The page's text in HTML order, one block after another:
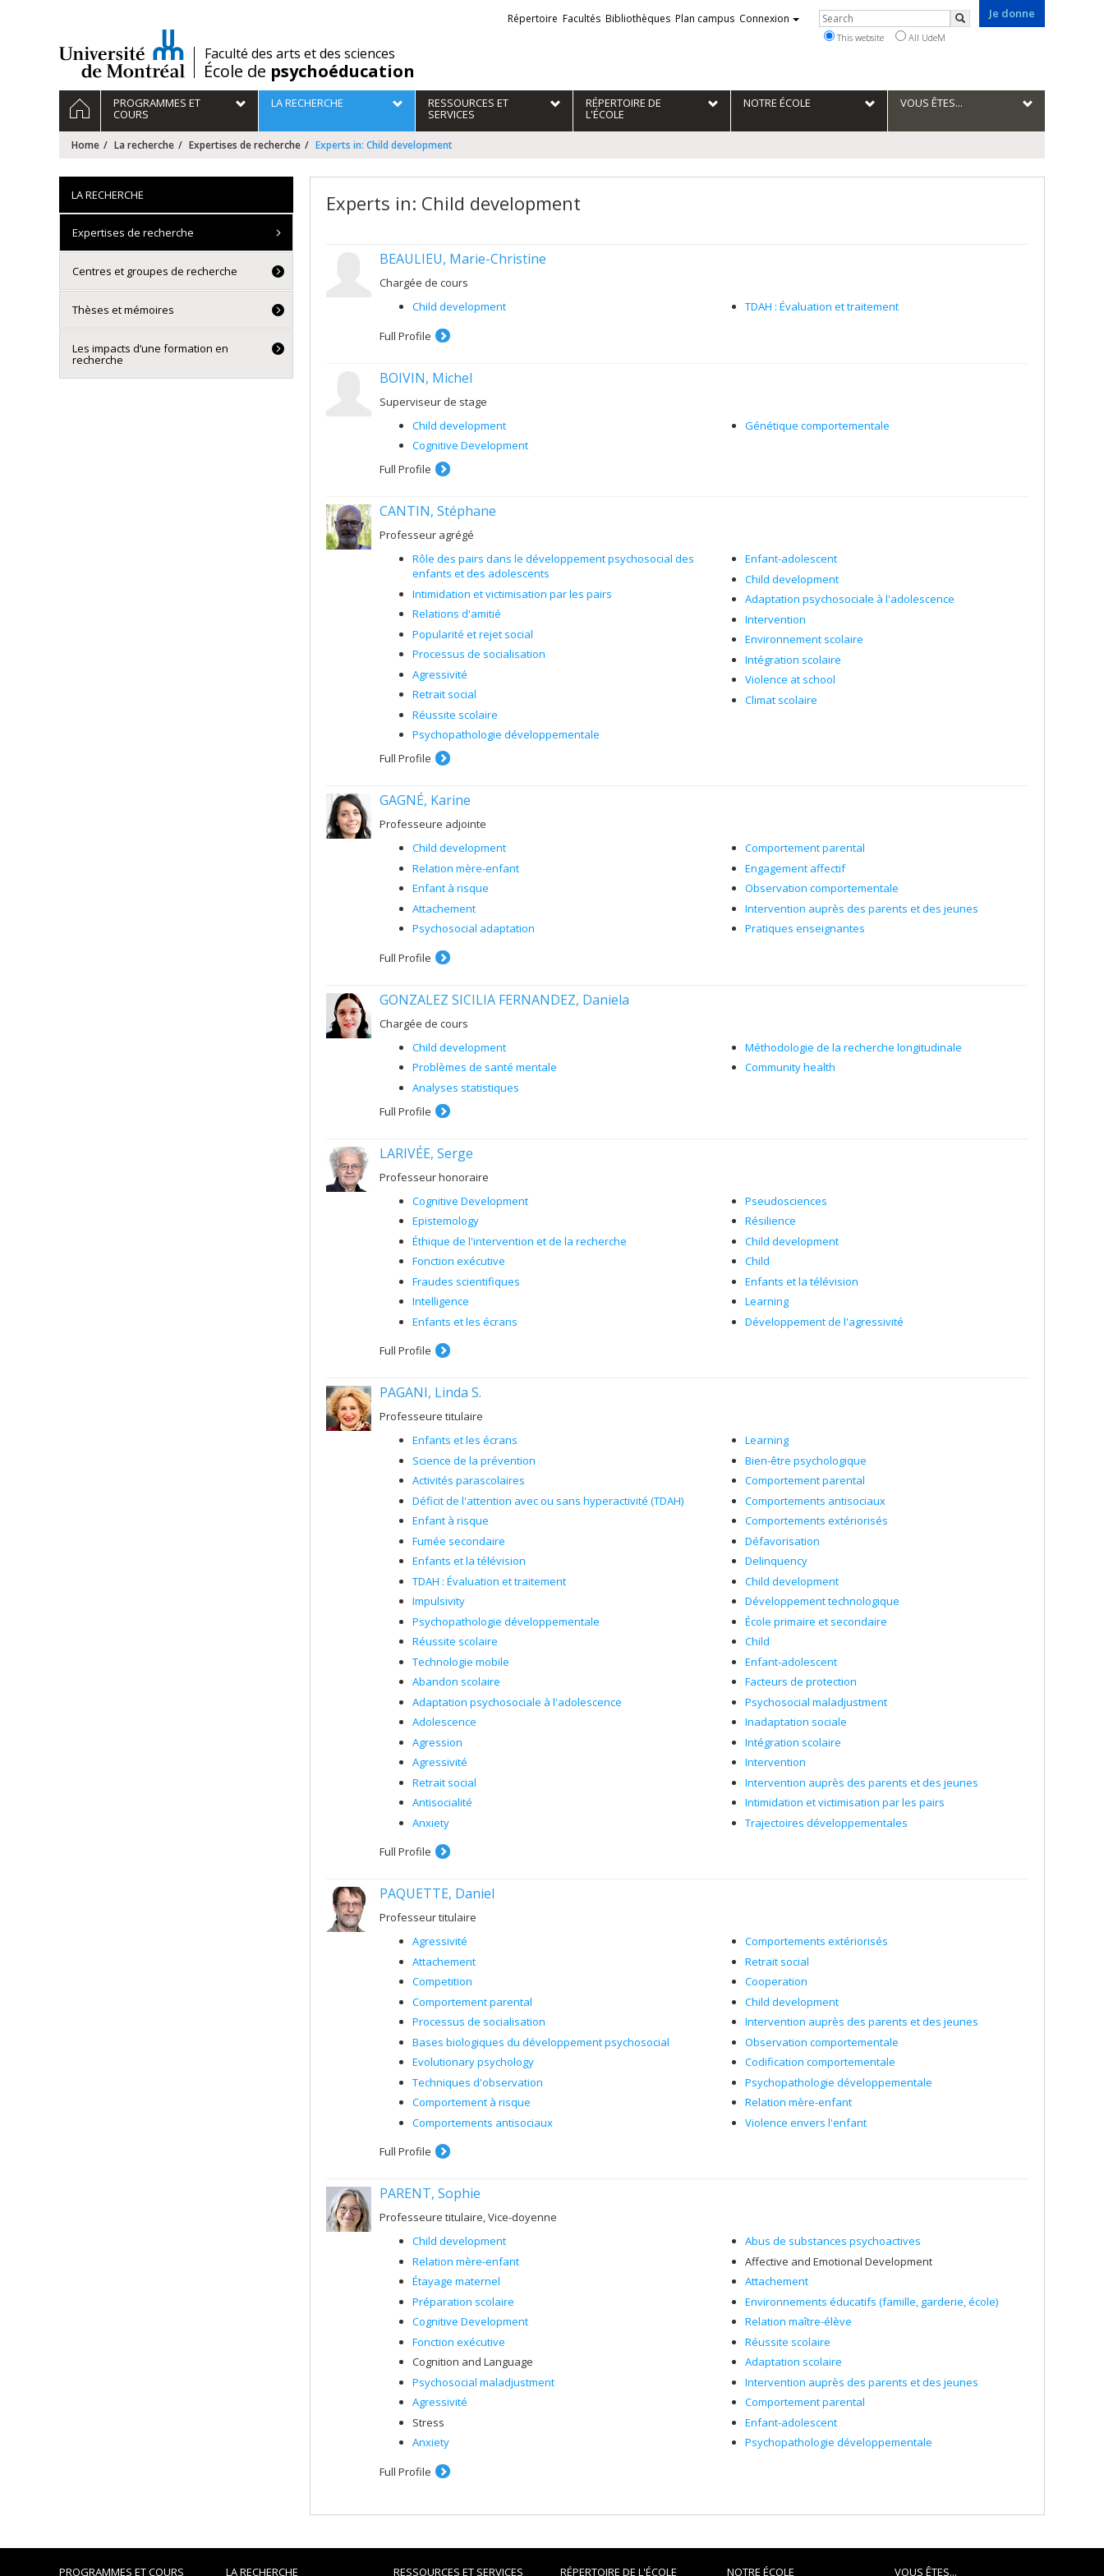
/Faculté des arts et des sciences
École de psychoéducation
Je donne
Liens
externes
Répertoire Facultés Bibliothèques Plan campus Connexion Rechercher
Search
This website All UdeM
Navigation
principale
HOMEPROGRAMMES ET
COURS
LA RECHERCHE RESSOURCES ET
SERVICES
RÉPERTOIRE DE
L'ÉCOLE
NOTRE ÉCOLE VOUS ÊTES...
Home La recherche Expertises de recherche Experts in: Child development
Experts in: Child development
BEAULIEU, Marie-Christine
Chargée de cours
Child development
TDAH : Évaluation et traitement
Full Profile
BOIVIN, Michel
Superviseur de stage
Child development
Cognitive Development
Génétique comportementale
Full Profile
CANTIN, Stéphane
Professeur agrégé
Rôle des pairs dans le développement psychosocial des
enfants et des adolescents
Intimidation et victimisation par les pairs
Relations d'amitié
Popularité et rejet social
Processus de socialisation
Agressivité
Retrait social
Réussite scolaire
Psychopathologie développementale
Enfant-adolescent
Child development
Adaptation psychosociale à l'adolescence
Intervention
Environnement scolaire
Intégration scolaire
Violence at school
Climat scolaire
Full Profile
GAGNÉ, Karine
Professeure adjointe
Child development
Relation mère-enfant
Enfant à risque
Attachement
Psychosocial adaptation
Comportement parental
Engagement affectif
Observation comportementale
Intervention auprès des parents et des jeunes
Pratiques enseignantes
Full Profile
GONZALEZ SICILIA FERNANDEZ, Daniela
Chargée de cours
Child development
Problèmes de santé mentale
Analyses statistiques
Méthodologie de la recherche longitudinale
Community health
Full Profile
LARIVÉE, Serge
Professeur honoraire
Cognitive Development
Epistemology
Éthique de l'intervention et de la recherche
Fonction exécutive
Fraudes scientifiques
Intelligence
Enfants et les écrans
Pseudosciences
Résilience
Child development
Child
Enfants et la télévision
Learning
Développement de l'agressivité
Full Profile
PAGANI, Linda S.
Professeure titulaire
Enfants et les écrans
Science de la prévention
Activités parascolaires
Déficit de l'attention avec ou sans hyperactivité (TDAH)
Enfant à risque
Fumée secondaire
Enfants et la télévision
TDAH : Évaluation et traitement
Impulsivity
Psychopathologie développementale
Réussite scolaire
Technologie mobile
Abandon scolaire
Adaptation psychosociale à l'adolescence
Adolescence
Agression
Agressivité
Retrait social
Antisocialité
Anxiety
Learning
Bien-être psychologique
Comportement parental
Comportements antisociaux
Comportements extériorisés
Défavorisation
Delinquency
Child development
Développement technologique
École primaire et secondaire
Child
Enfant-adolescent
Facteurs de protection
Psychosocial maladjustment
Inadaptation sociale
Intégration scolaire
Intervention
Intervention auprès des parents et des jeunes
Intimidation et victimisation par les pairs
Trajectoires développementales
Full Profile
PAQUETTE, Daniel
Professeur titulaire
Agressivité
Attachement
Competition
Comportement parental
Processus de socialisation
Bases biologiques du développement psychosocial
Evolutionary psychology
Techniques d'observation
Comportement à risque
Comportements antisociaux
Comportements extériorisés
Retrait social
Cooperation
Child development
Intervention auprès des parents et des jeunes
Observation comportementale
Codification comportementale
Psychopathologie développementale
Relation mère-enfant
Violence envers l'enfant
Full Profile
PARENT, Sophie
Professeure titulaire, Vice-doyenne
Child development
Relation mère-enfant
Étayage maternel
Préparation scolaire
Cognitive Development
Fonction exécutive
Cognition and Language
Psychosocial maladjustment
Agressivité
Stress
Anxiety
Abus de substances psychoactives
Affective and Emotional Development
Attachement
Environnements éducatifs (famille, garderie, école)
Relation maître-élève
Réussite scolaire
Adaptation scolaire
Intervention auprès des parents et des jeunes
Comportement parental
Enfant-adolescent
Psychopathologie développementale
Full Profile
LA RECHERCHE
Expertises de recherche
Centres et groupes de recherche
Thèses et mémoires
Les impacts d’une formation en
recherche
PROGRAMMES ET COURS LA RECHERCHE RESSOURCES ET SERVICES RÉPERTOIRE DE L'ÉCOLE NOTRE ÉCOLE VOUS ÊTES...